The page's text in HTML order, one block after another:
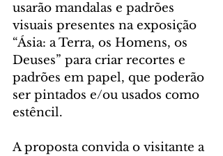
usarão mandalas e padrões
visuais presentes na exposição
“Ásia: a Terra, os Homens, os
Deuses” para criar recortes e
padrões em papel, que poderão
ser pintados e/ou usados como
estêncil.
A proposta convida o visitante a